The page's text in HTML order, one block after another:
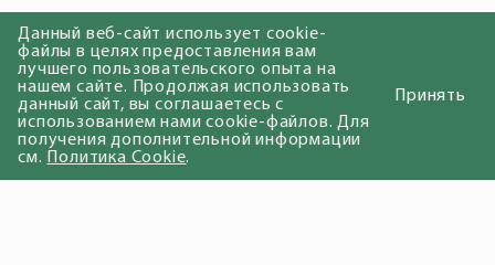
Данный веб-сайт использует cookie-
файлы в целях предоставления вам
лучшего пользовательского опыта на
нашем сайте. Продолжая использовать
данный сайт, вы соглашаетесь с
использованием нами cookie-файлов. Для
получения дополнительной информации
см.
Политика Cookie.
Принять